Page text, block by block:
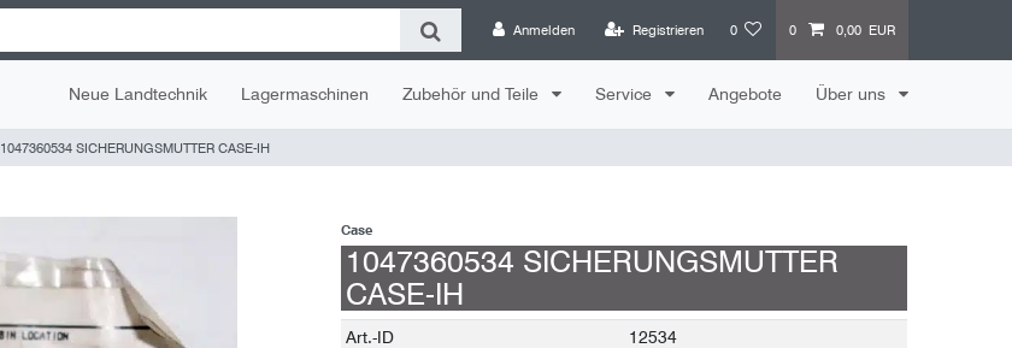
Anmelden Registrieren 0 0 0,00 EUR
Neue Landtechnik Lagermaschinen Zubehör und Teile Service Angebote Über uns
1047360534 SICHERUNGSMUTTER CASE-IH
Case
1047360534 SICHERUNGSMUTTER
CASE-IH
Technisches
Wert
Art.-ID 12534